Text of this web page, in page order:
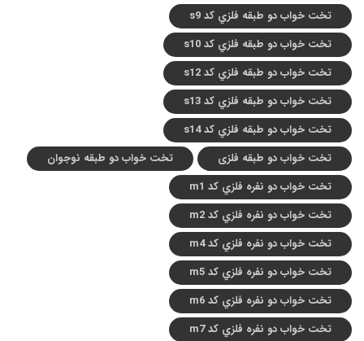
تخت خواب دو طبقه فلزي کد s9
تخت خواب دو طبقه فلزي کد s10
تخت خواب دو طبقه فلزي کد s12
تخت خواب دو طبقه فلزي کد s13
تخت خواب دو طبقه فلزي کد s14
تخت خواب دو طبقه فلزی
تخت خواب دو طبقه نوجوان
تخت خواب دو نفره فلزي کد m1
تخت خواب دو نفره فلزي کد m2
تخت خواب دو نفره فلزي کد m4
تخت خواب دو نفره فلزي کد m5
تخت خواب دو نفره فلزي کد m6
تخت خواب دو نفره فلزي کد m7